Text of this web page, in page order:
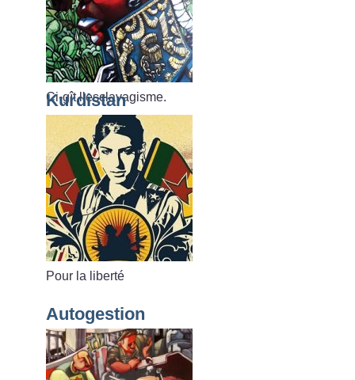
Ci-gît l’esclavagisme.
Kurdistan
Pour la liberté
Autogestion